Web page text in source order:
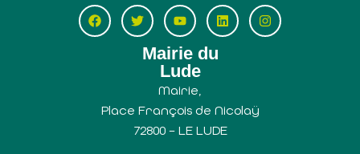
Mairie du
Lude
Mairie,
Place François de Nicolaÿ
72800 – LE LUDE